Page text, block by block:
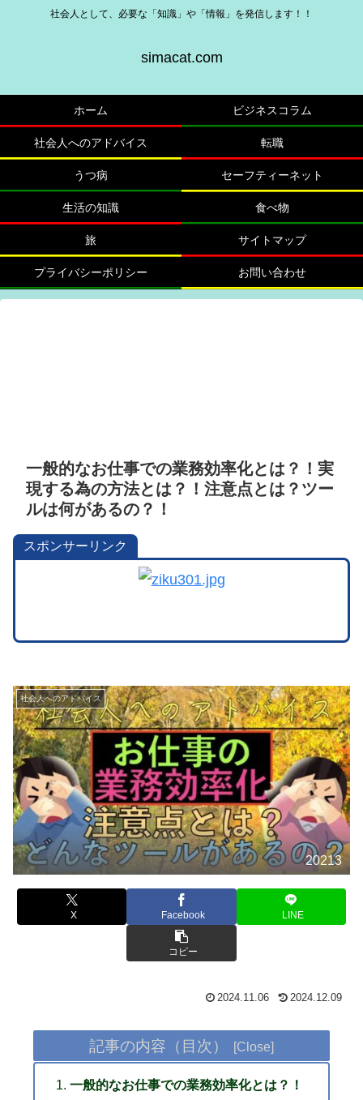
社会人として、必要な「知識」や「情報」を発信します！！
simacat.com
ホーム ビジネスコラム
社会人へのアドバイス 転職
うつ病 セーフティーネット
生活の知識 食べ物
旅 サイトマップ
プライバシーポリシー お問い合わせ
一般的なお仕事での業務効率化とは？！実
現する為の方法とは？！注意点とは？ツー
ルは何があるの？！
スポンサーリンク
社会人へのアドバイス
20213
X Facebook LINE
コピー
2024.11.06 2024.12.09
記事の内容（目次）
一般的なお仕事での業務効率化とは？！